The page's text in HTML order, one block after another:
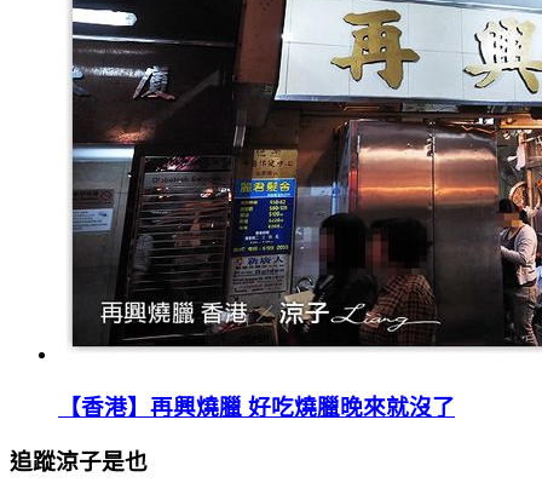
【香港】再興燒臘 好吃燒臘晚來就沒了
追蹤涼子是也